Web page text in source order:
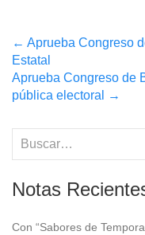
Post
navigation
← Aprueba Congreso
Estatal
Aprueba Congreso de
pública electoral
→
Notas
Con “Sabores de